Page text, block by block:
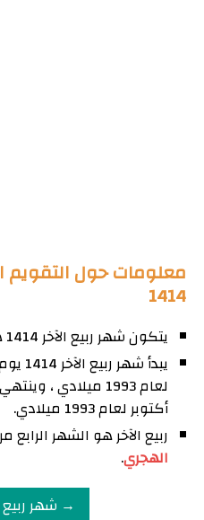
معلومات حول التقويم
1414
يتكون شهر ربيع الآخر 1414 هجرية من 29 يوم
أكتوبر لعام 1993 ميلادي.
ربيع الآخر هو الشهر الرابع
الهجري.
→ شهر ربيع